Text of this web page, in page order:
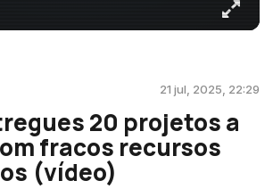
21 jul, 2025, 22:29
20 projetos a
fracos recursos
(vídeo)